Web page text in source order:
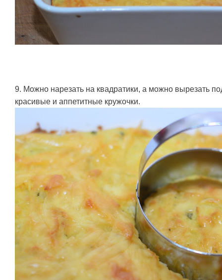
9. Можно нарезать на квадратики, а можно вырезать
красивые и аппетитные кружочки.